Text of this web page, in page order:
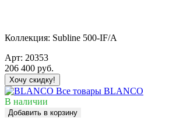
Коллекция: Subline 500-IF/A
Арт: 20353
206 400 руб.
Хочу скидку!
Все товары BLANCO
В наличии
Добавить в корзину